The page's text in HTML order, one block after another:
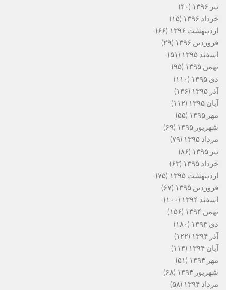
تیر ۱۳۹۶
(۴۰)
خرداد ۱۳۹۶
(۱۵)
اردیبهشت ۱۳۹۶
(۶۶)
فروردین ۱۳۹۶
(۲۹)
اسفند ۱۳۹۵
(۵۱)
بهمن ۱۳۹۵
(۹۵)
دی ۱۳۹۵
(۱۱۰)
آذر ۱۳۹۵
(۱۳۶)
آبان ۱۳۹۵
(۱۱۲)
مهر ۱۳۹۵
(۵۵)
شهریور ۱۳۹۵
(۶۹)
مرداد ۱۳۹۵
(۷۹)
تیر ۱۳۹۵
(۸۶)
خرداد ۱۳۹۵
(۶۳)
اردیبهشت ۱۳۹۵
(۷۵)
فروردین ۱۳۹۵
(۶۷)
اسفند ۱۳۹۴
(۱۰۰)
بهمن ۱۳۹۴
(۱۵۶)
دی ۱۳۹۴
(۱۸۰)
آذر ۱۳۹۴
(۱۲۲)
آبان ۱۳۹۴
(۱۱۳)
مهر ۱۳۹۴
(۵۱)
شهریور ۱۳۹۴
(۶۸)
مرداد ۱۳۹۴
(۵۸)